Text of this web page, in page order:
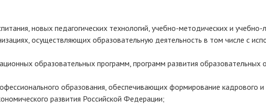
новых педагогических технологий, учебно-методических и
осуществляющих образовательную деятельность в том числе с
образовательных программ, программ развития образовательных
образования, обеспечивающих формирование кадрового и
развития Российской Федерации;